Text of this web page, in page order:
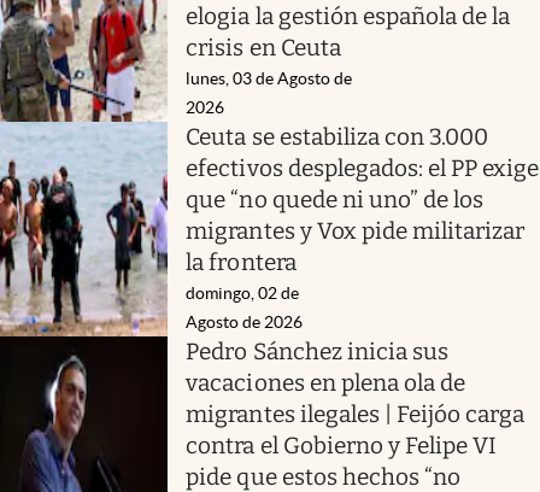
elogia la gestión española de la
crisis en Ceuta
lunes, 03 de Agosto de
2026
Ceuta se estabiliza con 3.000
efectivos desplegados: el PP exige
que “no quede ni uno” de los
migrantes y Vox pide militarizar
la frontera
domingo, 02 de
Agosto de 2026
Pedro Sánchez inicia sus
vacaciones en plena ola de
migrantes ilegales | Feijóo carga
contra el Gobierno y Felipe VI
pide que estos hechos “no